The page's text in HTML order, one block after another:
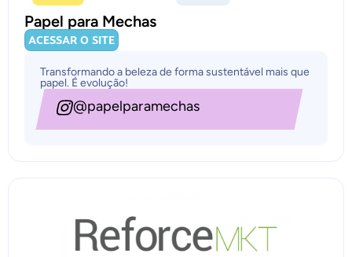
Papel para Mechas
ACESSAR O SITE
Transformando a beleza de forma sustentável mais que
papel. É evolução!
@papelparamechas